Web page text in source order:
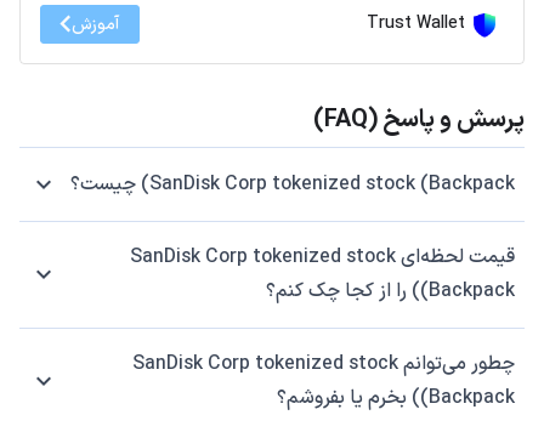
Trust Wallet آموزش
پرسش و پاسخ (FAQ)
SanDisk Corp tokenized stock (Backpack) چیست؟
قیمت لحظه‌ای SanDisk Corp tokenized stock
(Backpack) را از کجا چک کنم؟
چطور می‌توانم SanDisk Corp tokenized stock
(Backpack) بخرم یا بفروشم؟